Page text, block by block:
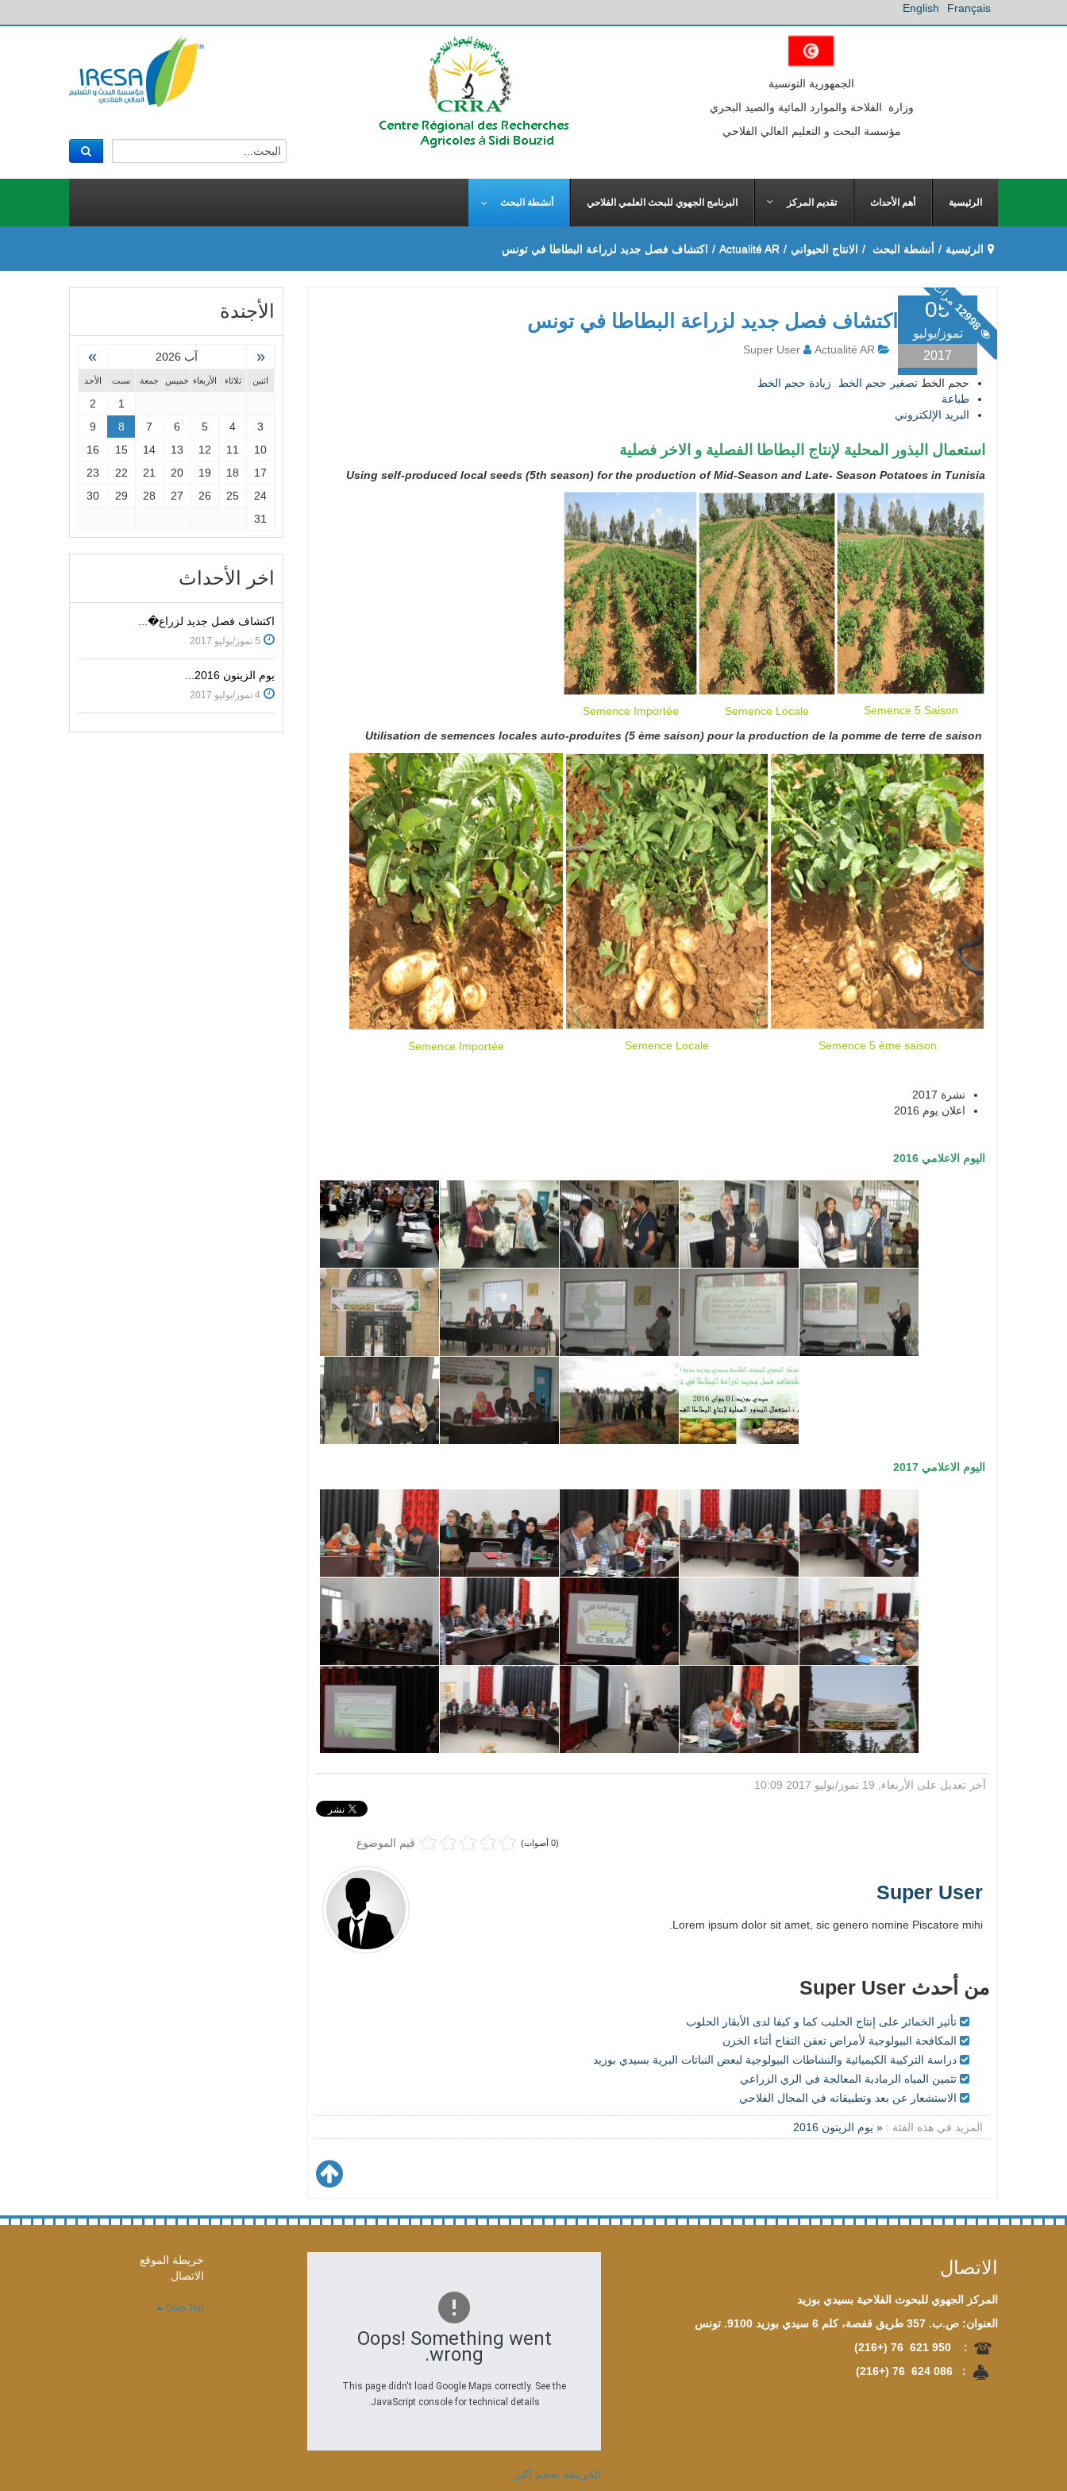
Français
English
الجمهورية التونسية
وزارة الفلاحة والموارد المائية والصيد البحري
مؤسسة البحث و التعليم العالي الفلاحي
الرئيسية أهم الأحداث تقديم المركز البرنامج الجهوي للبحث العلمي الفلاحي أنشطة البحث
الرئيسية / أنشطة البحث / الانتاج الحيواني /
Actualité AR
/ اكتشاف فصل جديد لزراعة البطاطا في تونس
05
تموز/يوليو
2017
اكتشاف فصل جديد لزراعة البطاطا في تونس
Actualité AR
Super User
12998
مرات
حجم الخط تصغير حجم الخط
زيادة حجم الخط
طباعة
البريد الإلكتروني
استعمال البذور المحلية لإنتاج البطاطا الفصلية و الاخر فصلية
Using self-produced local seeds (5th season) for the production of Mid-Season and Late- Season Potatoes in Tunisia
Semence 5 Saison
Semence Locale
Semence Importée
Semence 5 ème saison
Semence Locale
Semence Importée
نشرة 2017
اعلان يوم 2016
اليوم الاعلامي 2016
اليوم الاعلامي 2017
آخر تعديل على الأربعاء, 19 تموز/يوليو 2017 10:09
قيم الموضوع (0 أصوات)
Super User
Lorem ipsum dolor sit amet, sic genero nomine Piscatore mihi.
من أحدث Super User
تأثير الخمائر على إنتاج الحليب كما و كيفا لدى الأبقار الحلوب
المكافحة البيولوجية لأمراض تعفن التفاح أثناء الخزن
دراسة التركيبة الكيميائية والنشاطات البيولوجية لبعض النباتات البرية بسيدي بوزيد
تثمين المياه الرمادية المعالجة في الري الزراعي
الاستشعار عن بعد وتطبيقاته في المجال الفلاحي
المزيد في هذه الفئة : « يوم الزيتون 2016
الأجندة
« آب 2026 »
اثنين ثلاثاء الأربعاء خميس جمعة سبت الأحد
1
2
3
4
5
6
7
8
9
10
11
12
13
14
15
16
17
18
19
20
21
22
23
24
25
26
27
28
29
30
31
اخر الأحداث
اكتشاف فصل جديد لزراع�...
يوم الزيتون 2016...
الاتصال
المركز الجهوي للبحوث الفلاحية بسيدي بوزيد
العنوان: ص.ب. 357 طريق قفصة، كلم 6 سيدي بوزيد 9100. تونس
:
621 950
76
(+216)
:
624 086
76
(+216)
Oops! Something went
wrong.
This page didn't load Google Maps correctly. See the
JavaScript console for technical details.
الخريطة بحجم أكبر
خريطة الموقع
الاتصال
Goto Top